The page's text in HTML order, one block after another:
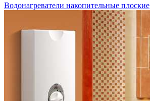
Водонагреватели накопительные плоские